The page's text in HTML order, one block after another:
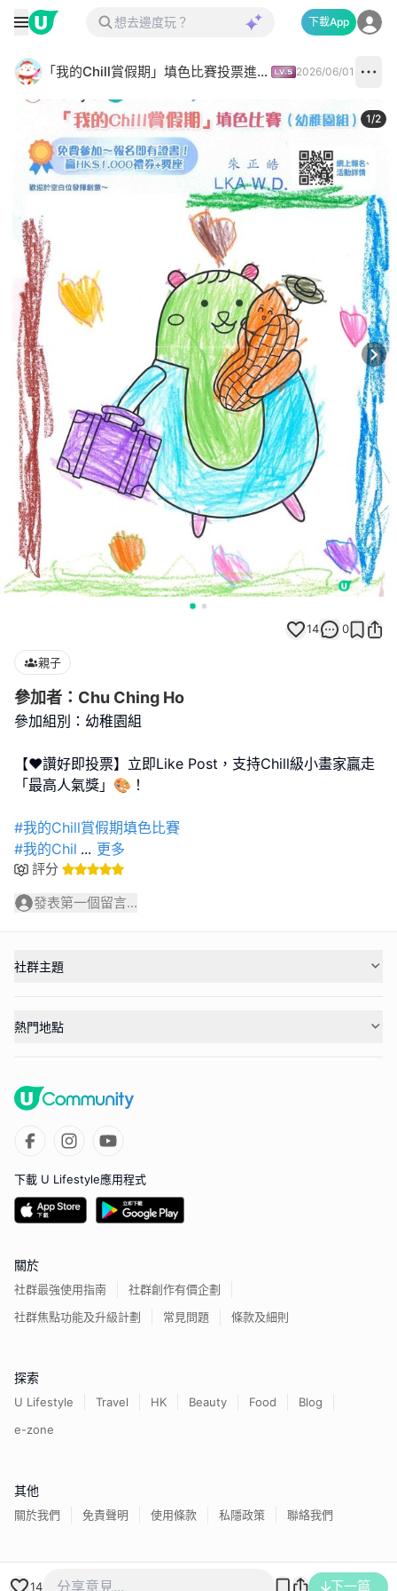
下載App
「我的Chill賞假期」填色比賽投票進行中✅ 2026/06/01
1/2
14 0
親子
參加者：Chu Ching Ho
參加組別：幼稚園組
【❤️讚好即投票】立即Like Post，支持Chill級小畫家贏走
「最高人氣獎」🎨！
#我的Chill賞假期填色比賽
#我的Chil ... 更多
評分
發表第一個留言...
14 下一篇
社群主題
熱門地點
下載 U Lifestyle應用程式
關於
社群最強使用指南
社群創作有價企劃
社群焦點功能及升級計劃
常見問題 條款及細則
探索
U Lifestyle Travel HK Beauty Food
Blog
e-zone
其他
關於我們 免責聲明 使用條款 私隱政策 聯絡我們
香港經濟日報版權所有©